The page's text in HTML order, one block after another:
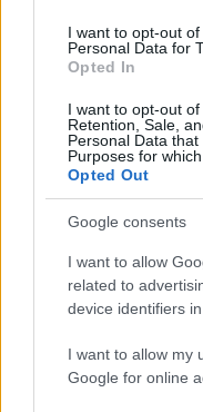
I want to opt-out
Personal Data for
Opted In
I want to opt-out of
Retention, Sale,
Personal Data
Purposes for
Opted Out
Google consents
I want to allow
related to
device identifiers in
I want to allow my
Google for online
Fundador de plataforma
US$ 10 milhões